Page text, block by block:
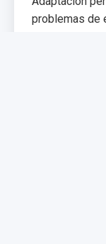
problemas de
distribuye el